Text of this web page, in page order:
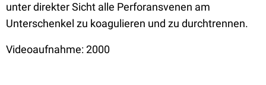
unter direkter Sicht alle Perforansvenen am
Unterschenkel zu koagulieren und zu durchtrennen.
Videoaufnahme: 2000